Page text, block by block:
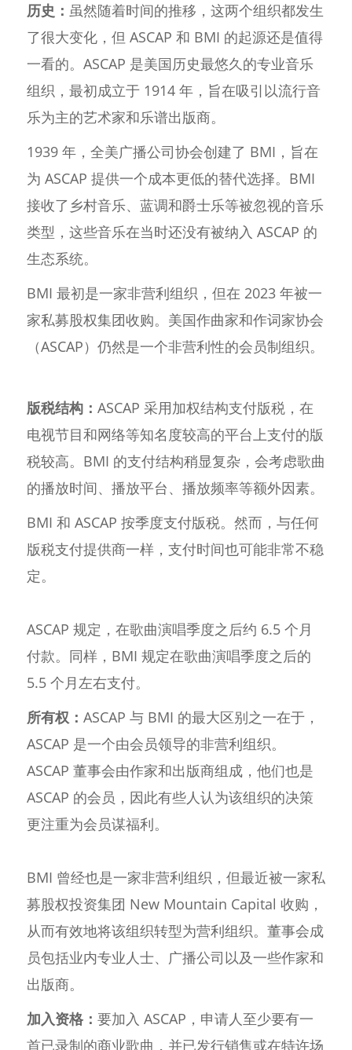
历史： 虽然随着时间的推移，这两个组织都发生
了很大变化，但 ASCAP 和 BMI 的起源还是值得
一看的。ASCAP 是美国历史最悠久的专业音乐
组织，最初成立于 1914 年，旨在吸引以流行音
乐为主的艺术家和乐谱出版商。
1939 年，全美广播公司协会创建了 BMI，旨在
为 ASCAP 提供一个成本更低的替代选择。BMI
接收了乡村音乐、蓝调和爵士乐等被忽视的音乐
类型，这些音乐在当时还没有被纳入 ASCAP 的
生态系统。
BMI 最初是一家非营利组织，但在 2023 年被一
家私募股权集团收购。美国作曲家和作词家协会
（ASCAP）仍然是一个非营利性的会员制组织。
版税结构： ASCAP 采用加权结构支付版税，在
电视节目和网络等知名度较高的平台上支付的版
税较高。BMI 的支付结构稍显复杂，会考虑歌曲
的播放时间、播放平台、播放频率等额外因素。
BMI 和 ASCAP 按季度支付版税。然而，与任何
版税支付提供商一样，支付时间也可能非常不稳
定。
ASCAP 规定，在歌曲演唱季度之后约 6.5 个月
付款。同样，BMI 规定在歌曲演唱季度之后的
5.5 个月左右支付。
所有权： ASCAP 与 BMI 的最大区别之一在于，
ASCAP 是一个由会员领导的非营利组织。
ASCAP 董事会由作家和出版商组成，他们也是
ASCAP 的会员，因此有些人认为该组织的决策
更注重为会员谋福利。
BMI 曾经也是一家非营利组织，但最近被一家私
募股权投资集团 New Mountain Capital 收购，
从而有效地将该组织转型为营利组织。董事会成
员包括业内专业人士、广播公司以及一些作家和
出版商。
加入资格： 要加入 ASCAP，申请人至少要有一
首已录制的商业歌曲，并已发行销售或在特许场